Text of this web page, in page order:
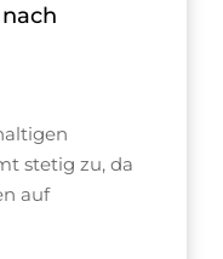
stetig zu, da
auf